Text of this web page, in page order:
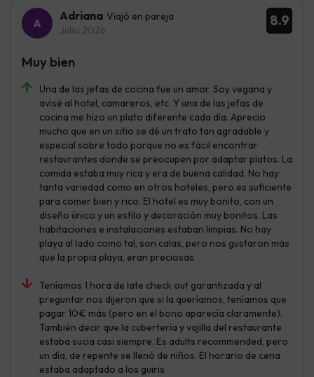
8.9
Adriana Viajó en pareja
Julio 2026
Una de las jefas de cocina fue un amor. Soy vegana y
avisé al hotel, camareros, etc. Y una de las jefas de
cocina me hizo un plato diferente cada día. Aprecio
mucho que en un sitio se dé un trato tan agradable y
especial sobre todo porque no es fácil encontrar
restaurantes donde se preocupen por adaptar platos. La
comida estaba muy rica y era de buena calidad. No hay
tanta variedad como en otros hoteles, pero es suficiente
para comer bien y rico. El hotel es muy bonito, con un
diseño único y un estilo y decoración muy bonitos. Las
habitaciones e instalaciones estaban limpias. No hay
playa al lado como tal, son calas, pero nos gustaron más
que la propia playa, eran preciosas
Teníamos 1 hora de late check out garantizada y al
preguntar nos dijeron que si la queríamos, teníamos que
pagar 10€ más (pero en el bono aparecía claramente).
También decir que la cubertería y vajilla del restaurante
estaba sucia casi siempre. Es adults recommended, pero
un día, de repente se llenó de niños. El horario de cena
estaba adaptado a los guiris
Muy bien